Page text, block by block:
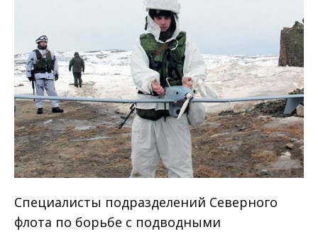
Специалисты подразделений Северного
флота по борьбе с подводными